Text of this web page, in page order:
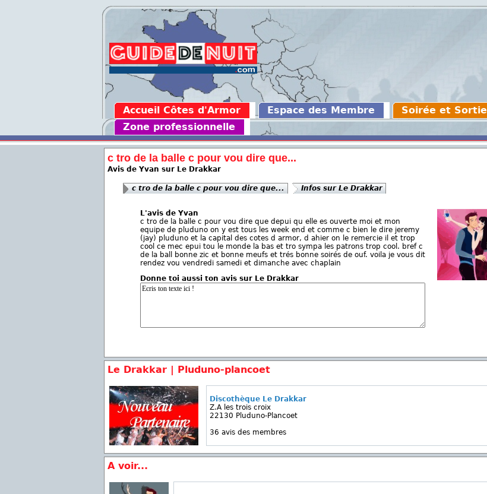
Accueil Côtes d'Armor Espace des Membre Soirée et Sortie
Zone professionnelle
c tro de la balle c pour vou dire que...
Avis de Yvan sur Le Drakkar
c tro de la balle c pour vou dire que... Infos sur Le Drakkar
L'avis de Yvan
c tro de la balle c pour vou dire que depui qu elle es ouverte moi et mon
equipe de pluduno on y est tous les week end et comme c bien le dire jeremy
(jay) pluduno et la capital des cotes d armor, d ahier on le remercie il et trop
cool ce mec epui tou le monde la bas et tro sympa les patrons trop cool. bref c
de la ball bonne zic et bonne meufs et trés bonne soirés de ouf. voila je vous dit
rendez vou vendredi samedi et dimanche avec chaplain
Donne toi aussi ton avis sur Le Drakkar
Le Drakkar | Pluduno-plancoet
Discothèque Le Drakkar
Z.A les trois croix
22130 Pluduno-Plancoet
36 avis des membres
A voir...